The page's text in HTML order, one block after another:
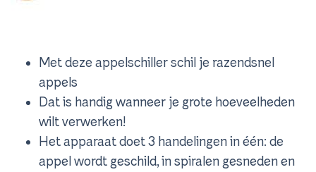
Met deze appelschiller schil je razendsnel
appels
Dat is handig wanneer je grote hoeveelheden
wilt verwerken!
Het apparaat doet 3 handelingen in één: de
appel wordt geschild, in spiralen gesneden en